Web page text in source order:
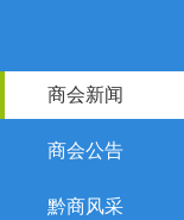
商会新闻
商会公告
黔商风采